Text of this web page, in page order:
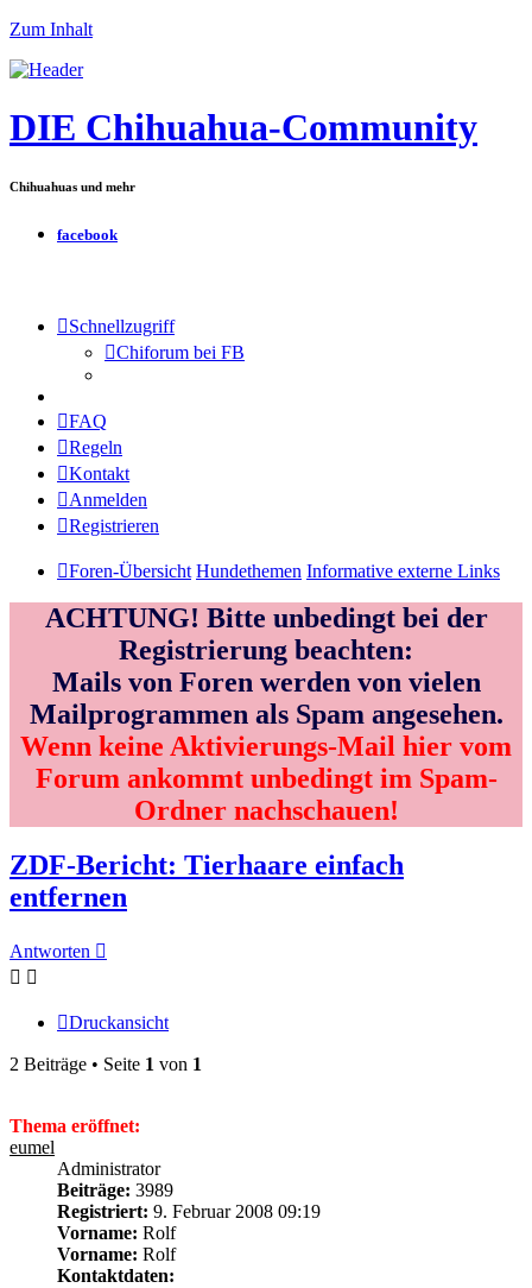
Zum Inhalt
DIE Chihuahua-Community
Chihuahuas und mehr
facebook
Schnellzugriff
Chiforum bei FB
FAQ
Regeln
Kontakt
Anmelden
Registrieren
Foren-Übersicht Hundethemen Informative externe Links
ACHTUNG! Bitte unbedingt bei der
Registrierung beachten:
Mails von Foren werden von vielen
Mailprogrammen als Spam angesehen.
Wenn keine Aktivierungs-Mail hier vom
Forum ankommt unbedingt im Spam-
Ordner nachschauen!
ZDF-Bericht: Tierhaare einfach
entfernen
Antworten
Druckansicht
2 Beiträge • Seite 1 von 1
Thema eröffnet:
eumel
Administrator
Beiträge: 3989
Registriert: 9. Februar 2008 09:19
Vorname: Rolf
Vorname: Rolf
Kontaktdaten: